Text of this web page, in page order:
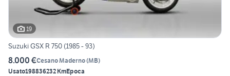
19
Suzuki GSX R 750 (1985 - 93)
8.000 €Cesano Maderno(MB)
Usato198836232 KmEpoca